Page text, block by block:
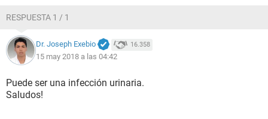
RESPUESTA 1 / 1
Dr. Joseph Exebio 16.358
15 may 2018 a las 04:42
Puede ser una infección urinaria.
Saludos!